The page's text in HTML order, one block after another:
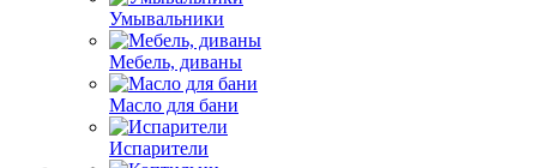
Умывальники
Мебель, диваны
Масло для бани
Испарители